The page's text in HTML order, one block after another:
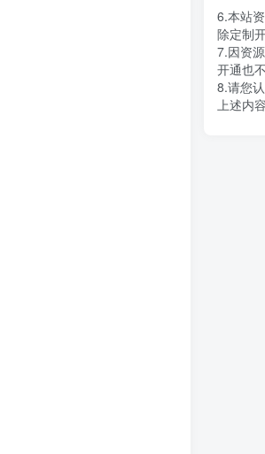
6.本站
除定制
7.因资
开通也
8.请您
上述内容